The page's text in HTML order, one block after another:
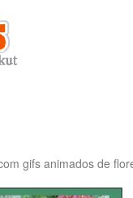
gifs animados de